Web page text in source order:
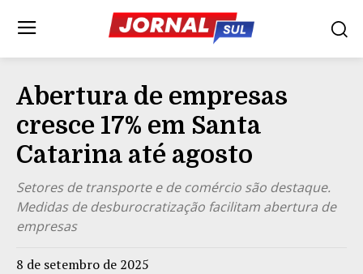
Abertura de empresas
cresce 17% em Santa
Catarina até agosto
Setores de transporte e de comércio são destaque.
Medidas de desburocratização facilitam abertura de
empresas
8 de setembro de 2025